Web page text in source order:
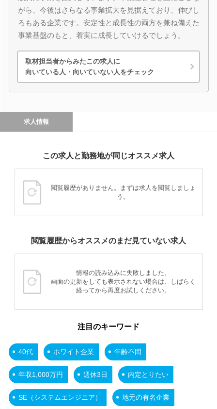
がら、今後はさらなる事業拡大を見据えており、伸びし
ろもある企業です。安定性と成長性の両方を兼ね備えた
事業基盤のもと、着実に成長していけるでしょう。
取材担当者からみたこの求人に
向いている人・向いていない人をチェック
求人情報
この求人と勤務地が同じオススメ求人
閲覧履歴がありません。まずは求人を閲覧しましょ
う。
閲覧履歴からオススメのまだ見ていない求人
情報の読み込みに失敗しました。
画面の更新をしても表示されない場合は、しばらく
経ってから再度お試しください。
注目のキーワード
40代 ホワイト企業 年齢不問
年収1,000万円 週休3日 内定とりたい
SE（システムエンジニア） 地元の有名企業